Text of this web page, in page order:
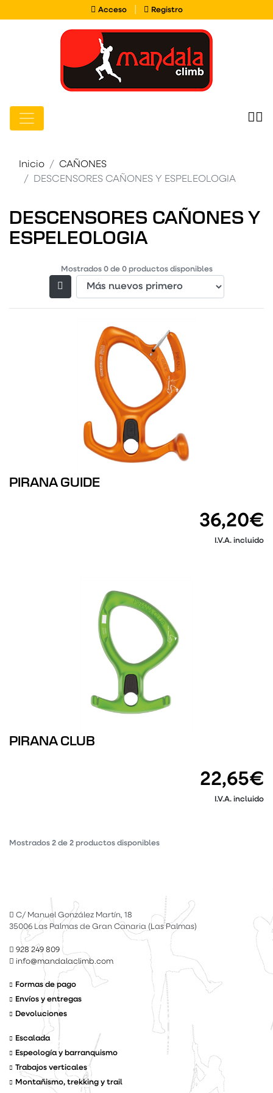
Acceso
Acceso Registro
Registro
Inicio
CAÑONES
DESCENSORES CAÑONES Y ESPELEOLOGIA
DESCENSORES CAÑONES Y
ESPELEOLOGIA
Mostrados 0 de 0 productos disponibles
Filtrar productos
PIRANA GUIDE
36,20€
I.V.A. incluido
PIRANA CLUB
22,65€
I.V.A. incluido
Mostrados 2 de 2 productos disponibles
C/ Manuel González Martín, 18
35006 Las Palmas de Gran Canaria (Las Palmas)
928 249 809
info@mandalaclimb.com
Formas de pago
Envíos y entregas
Devoluciones
Escalada
Espeología y barranquismo
Trabajos verticales
Montañismo, trekking y trail